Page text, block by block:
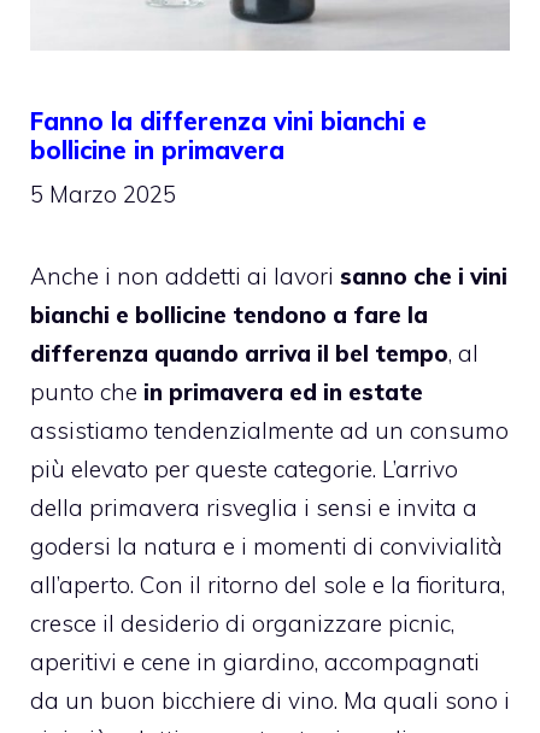
Fanno la differenza vini bianchi e
bollicine in primavera
5 Marzo 2025
Anche i non addetti ai lavori sanno che i vini
bianchi e bollicine tendono a fare la
differenza quando arriva il bel tempo, al
punto che in primavera ed in estate
assistiamo tendenzialmente ad un consumo
più elevato per queste categorie. L’arrivo
della primavera risveglia i sensi e invita a
godersi la natura e i momenti di convivialità
all’aperto. Con il ritorno del sole e la fioritura,
cresce il desiderio di organizzare picnic,
aperitivi e cene in giardino, accompagnati
da un buon bicchiere di vino. Ma quali sono i